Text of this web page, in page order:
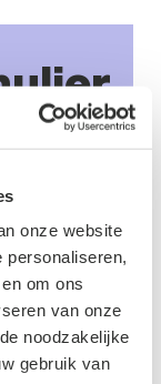
onze website
personaliseren,
om ons
van onze
noodzakelijke
gebruik van